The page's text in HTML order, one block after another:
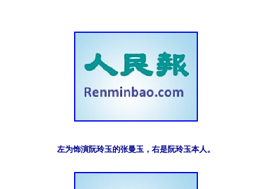
左为饰演阮玲玉的张曼玉，右是阮玲玉本人。